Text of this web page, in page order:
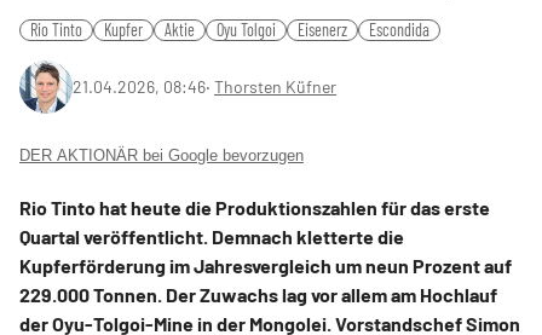
Rio Tinto Kupfer Aktie Oyu Tolgoi Eisenerz Escondida
21.04.2026, 08:46‧ Thorsten Küfner
DER AKTIONÄR bei Google bevorzugen
Rio Tinto hat heute die Produktionszahlen für das erste
Quartal veröffentlicht. Demnach kletterte die
Kupferförderung im Jahresvergleich um neun Prozent auf
229.000 Tonnen. Der Zuwachs lag vor allem am Hochlauf
der Oyu-Tolgoi-Mine in der Mongolei. Vorstandschef Simon